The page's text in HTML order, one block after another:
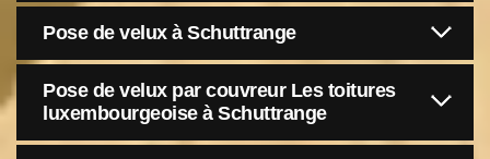
Pose de velux à Schuttrange
Pose de velux par couvreur Les toitures
luxembourgeoise à Schuttrange